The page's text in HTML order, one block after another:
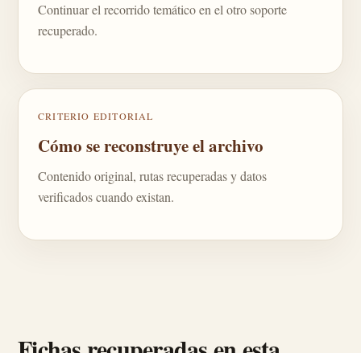
Continuar el recorrido temático en el otro soporte
recuperado.
CRITERIO EDITORIAL
Cómo se reconstruye el archivo
Contenido original, rutas recuperadas y datos
verificados cuando existan.